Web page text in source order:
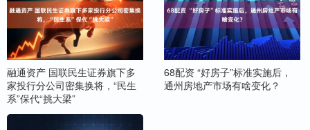
融通资产 国联民生证券旗下多
家投行分公司密集换将，“民生
系”保代“挑大梁”
68配资 “好房子”标准实施后，
通州房地产市场有啥变化？